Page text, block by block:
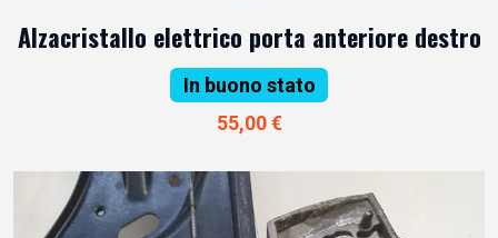
Alzacristallo elettrico porta anteriore destro
In buono stato
55,00 €